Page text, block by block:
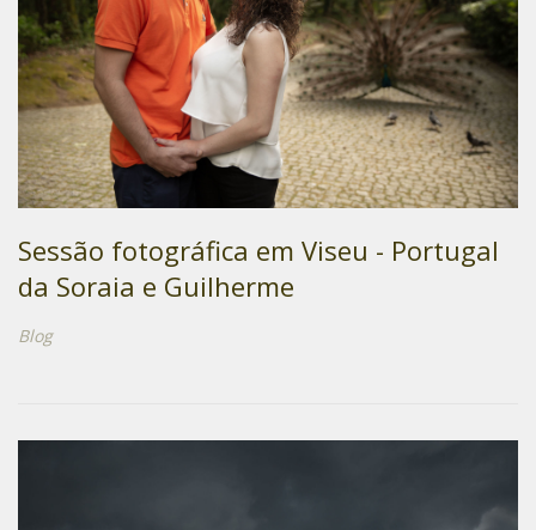
Sessão fotográfica em Viseu - Portugal
da Soraia e Guilherme
Blog